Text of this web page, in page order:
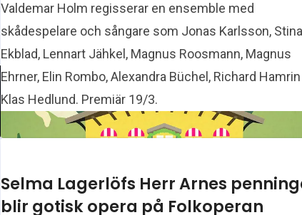
Valdemar Holm regisserar en ensemble med
skådespelare och sångare som Jonas Karlsson, Stina
Ekblad, Lennart Jähkel, Magnus Roosmann, Magnus
Ehrner, Elin Rombo, Alexandra Büchel, Richard
Klas Hedlund. Premiär 19/3.
Selma Lagerlöfs Herr Arnes
blir gotisk opera på Folkoperan